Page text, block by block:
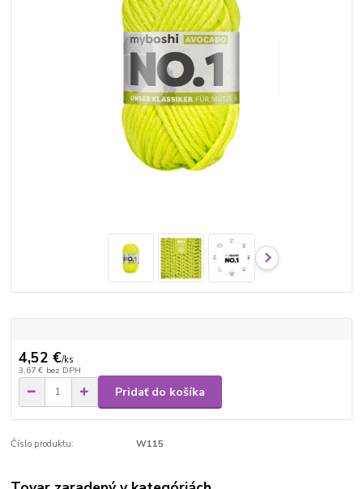
4,52 €/ks
3,67 € bez DPH
Pridať do košíka
Číslo produktu: W115